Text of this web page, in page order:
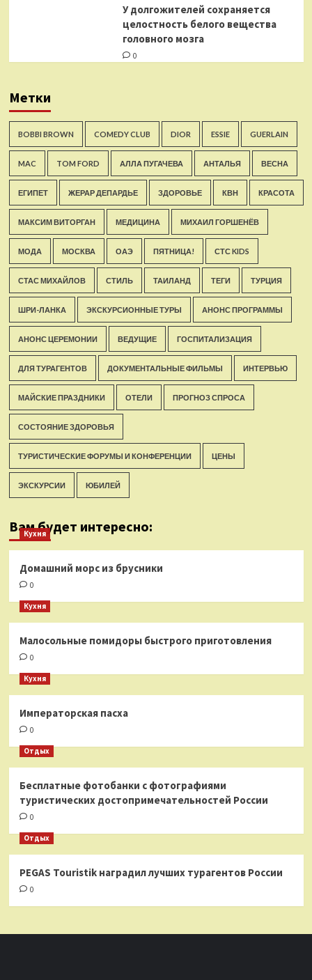
У долгожителей сохраняется
целостность белого вещества
головного мозга
0
Метки
BOBBI BROWN COMEDY CLUB DIOR ESSIE GUERLAIN
MAC TOM FORD АЛЛА ПУГАЧЕВА АНТАЛЬЯ ВЕСНА
ЕГИПЕТ ЖЕРАР ДЕПАРДЬЕ ЗДОРОВЬЕ КВН КРАСОТА
МАКСИМ ВИТОРГАН МЕДИЦИНА МИХАИЛ ГОРШЕНЁВ
МОДА МОСКВА ОАЭ ПЯТНИЦА! СТС KIDS
СТАС МИХАЙЛОВ СТИЛЬ ТАИЛАНД ТЕГИ ТУРЦИЯ
ШРИ-ЛАНКА ЭКСКУРСИОННЫЕ ТУРЫ АНОНС ПРОГРАММЫ
АНОНС ЦЕРЕМОНИИ ВЕДУЩИЕ ГОСПИТАЛИЗАЦИЯ
ДЛЯ ТУРАГЕНТОВ ДОКУМЕНТАЛЬНЫЕ ФИЛЬМЫ ИНТЕРВЬЮ
МАЙСКИЕ ПРАЗДНИКИ ОТЕЛИ ПРОГНОЗ СПРОСА
СОСТОЯНИЕ ЗДОРОВЬЯ
ТУРИСТИЧЕСКИЕ ФОРУМЫ И КОНФЕРЕНЦИИ ЦЕНЫ
ЭКСКУРСИИ ЮБИЛЕЙ
Вам будет интересно:
Кухня
Домашний морс из брусники
0
Кухня
Малосольные помидоры быстрого приготовления
0
Кухня
Императорская пасха
0
Отдых
Бесплатные фотобанки с фотографиями
туристических достопримечательностей России
0
Отдых
PEGAS Touristik наградил лучших турагентов России
0